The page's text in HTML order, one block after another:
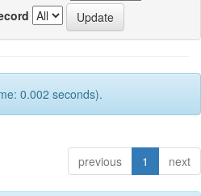
0.002 seconds).
previous 1 next